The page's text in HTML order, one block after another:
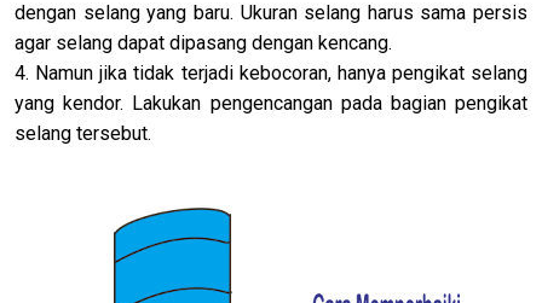
dengan selang yang baru. Ukuran selang harus sama persis
agar selang dapat dipasang dengan kencang.
4. Namun jika tidak terjadi kebocoran, hanya pengikat selang
yang kendor. Lakukan pengencangan pada bagian pengikat
selang tersebut.